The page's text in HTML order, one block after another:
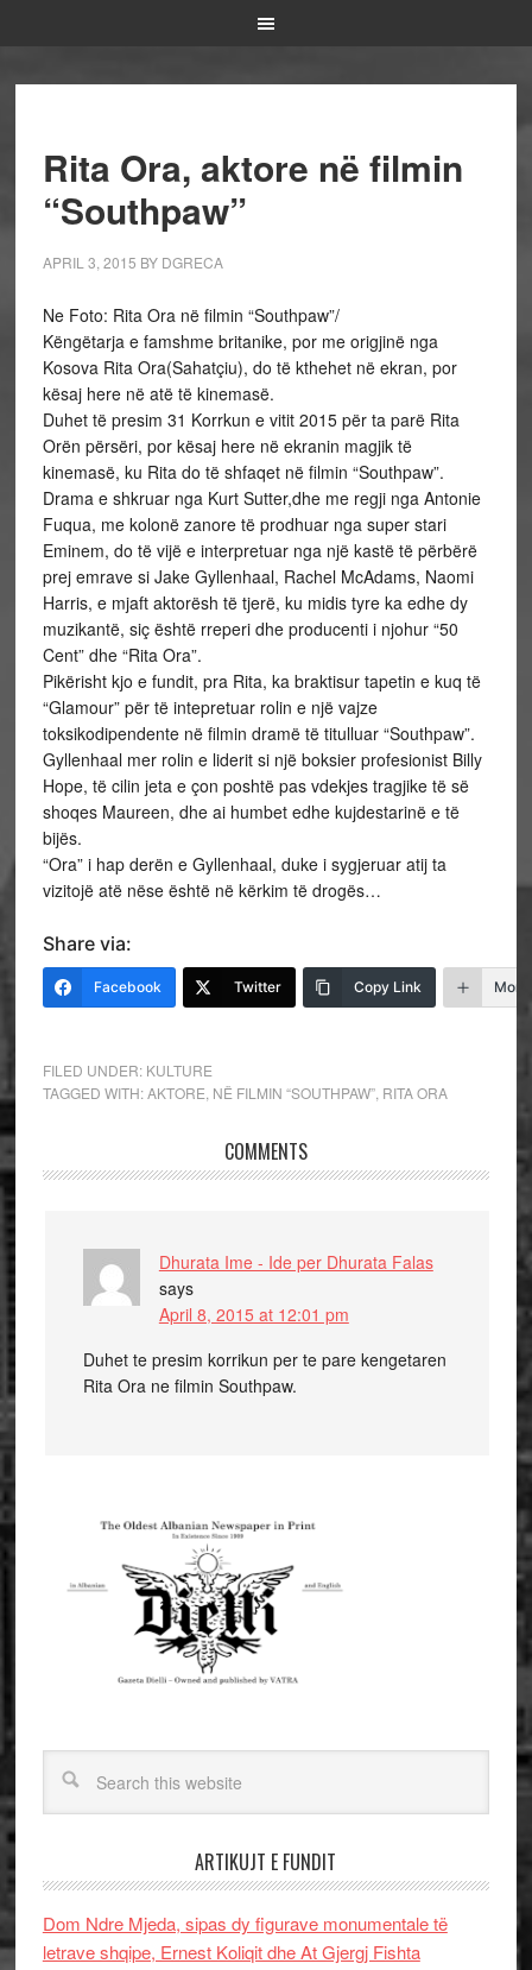
Rita Ora, aktore në filmin
“Southpaw”
APRIL 3, 2015 BY DGRECA
Ne Foto: Rita Ora në filmin “Southpaw”/
Këngëtarja e famshme britanike, por me origjinë nga
Kosova Rita Ora(Sahatçiu), do të kthehet në ekran, por
kësaj here në atë të kinemasë.
Duhet të presim 31 Korrkun e vitit 2015 për ta parë Rita
Orën përsëri, por kësaj here në ekranin magjik të
kinemasë, ku Rita do të shfaqet në filmin “Southpaw”.
Drama e shkruar nga Kurt Sutter,dhe me regji nga Antonie
Fuqua, me kolonë zanore të prodhuar nga super stari
Eminem, do të vijë e interpretuar nga një kastë të përbërë
prej emrave si Jake Gyllenhaal, Rachel McAdams, Naomi
Harris, e mjaft aktorësh të tjerë, ku midis tyre ka edhe dy
muzikantë, siç është rreperi dhe producenti i njohur “50
Cent” dhe “Rita Ora”.
Pikërisht kjo e fundit, pra Rita, ka braktisur tapetin e kuq të
“Glamour” për të intepretuar rolin e një vajze
toksikodipendente në filmin dramë të titulluar “Southpaw”.
Gyllenhaal mer rolin e liderit si një boksier profesionist Billy
Hope, të cilin jeta e çon poshtë pas vdekjes tragjike të së
shoqes Maureen, dhe ai humbet edhe kujdestarinë e të
bijës.
“Ora” i hap derën e Gyllenhaal, duke i sygjeruar atij ta
vizitojë atë nëse është në kërkim të drogës…
Share via:
Facebook Twitter Copy Link More
FILED UNDER: KULTURE
TAGGED WITH:AKTORE NË FILMIN “SOUTHPAW”, RITA ORA
COMMENTS
Dhurata Ime - Ide per Dhurata Falas
says
April 8, 2015 at 12:01 pm
Duhet te presim korrikun per te pare kengetaren
Rita Ora ne filmin Southpaw.
ARTIKUJT E FUNDIT
Dom Ndre Mjeda, sipas dy figurave monumentale të
letrave shqipe, Ernest Koliqit dhe At Gjergj Fishta